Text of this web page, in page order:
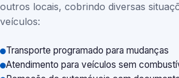
outros locais, cobrindo diversas
veículos:
Transporte programado para mudanças
Atendimento para veículos sem